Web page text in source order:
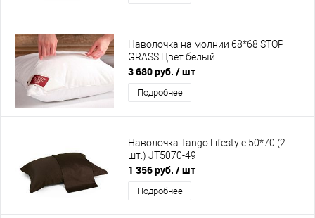
Наволочка на молнии 68*68 STOP
GRASS Цвет белый
3 680 руб. / шт
Подробнее
Наволочка Tango Lifestyle 50*70 (2
шт.) JT5070-49
1 356 руб. / шт
Подробнее